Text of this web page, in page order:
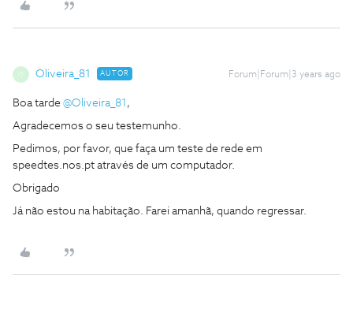
Oliveira_81 AUTOR Forum|Forum|3 years ago
Boa tarde @Oliveira_81 ,
Agradecemos o seu testemunho.
Pedimos, por favor, que faça um teste de rede em
speedtes.nos.pt através de um computador.
Obrigado
Já não estou na habitação. Farei amanhã, quando regressar.